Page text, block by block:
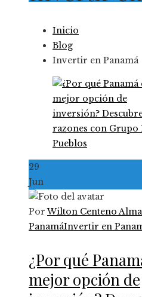
Inicio
Blog
Invertir en Panamá
29
Jun
PorWilton Centeno
PanamáInvertir en
¿Por qué
mejor opción de